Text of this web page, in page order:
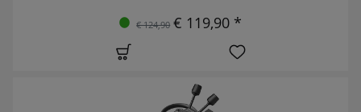
€ 124,90 € 119,90 *